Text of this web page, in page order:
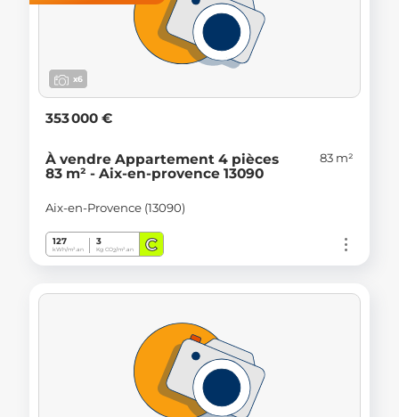
x6
353 000 €
À vendre Appartement 4 pièces
83 m² - Aix-en-provence 13090
83 m²
Aix-en-Provence (13090)
127
kWh/m².an
3
Kg CO2/m².an C